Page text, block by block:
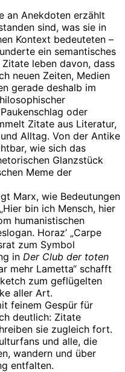
an Anekdoten erzählt
sind, was sie in
Kontext bedeuteten –
ein semantisches
leben davon, dass
neuen Zeiten, Medien
gerade deshalb im
oder
Zitate aus Literatur,
Alltag. Von der Antike
wie sich das
Glanzstück
Meme der
Marx, wie Bedeutungen
bin ich Mensch, hier
humanistischen
Horaz’ „Carpe
zum Symbol
in Der Club der toten
mehr Lametta“ schafft
zum geflügelten
aller Art.
feinem Gespür für
deutlich: Zitate
sie zugleich fort.
und alle, die
wandern und über
entfalten.